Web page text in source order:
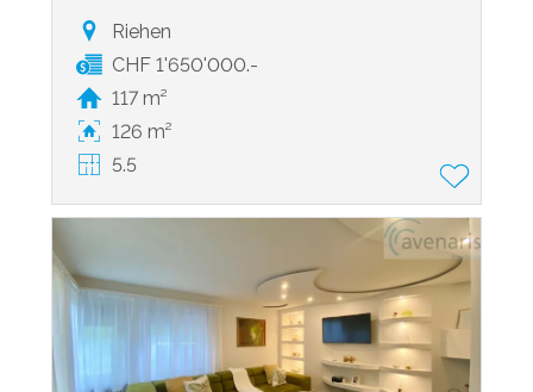
Riehen
CHF 1'650'000.-
117 m²
126 m²
5.5